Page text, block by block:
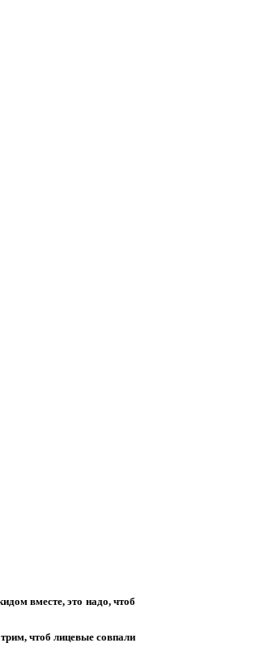
вместе, это надо, чтоб
чтоб лицевые совпали